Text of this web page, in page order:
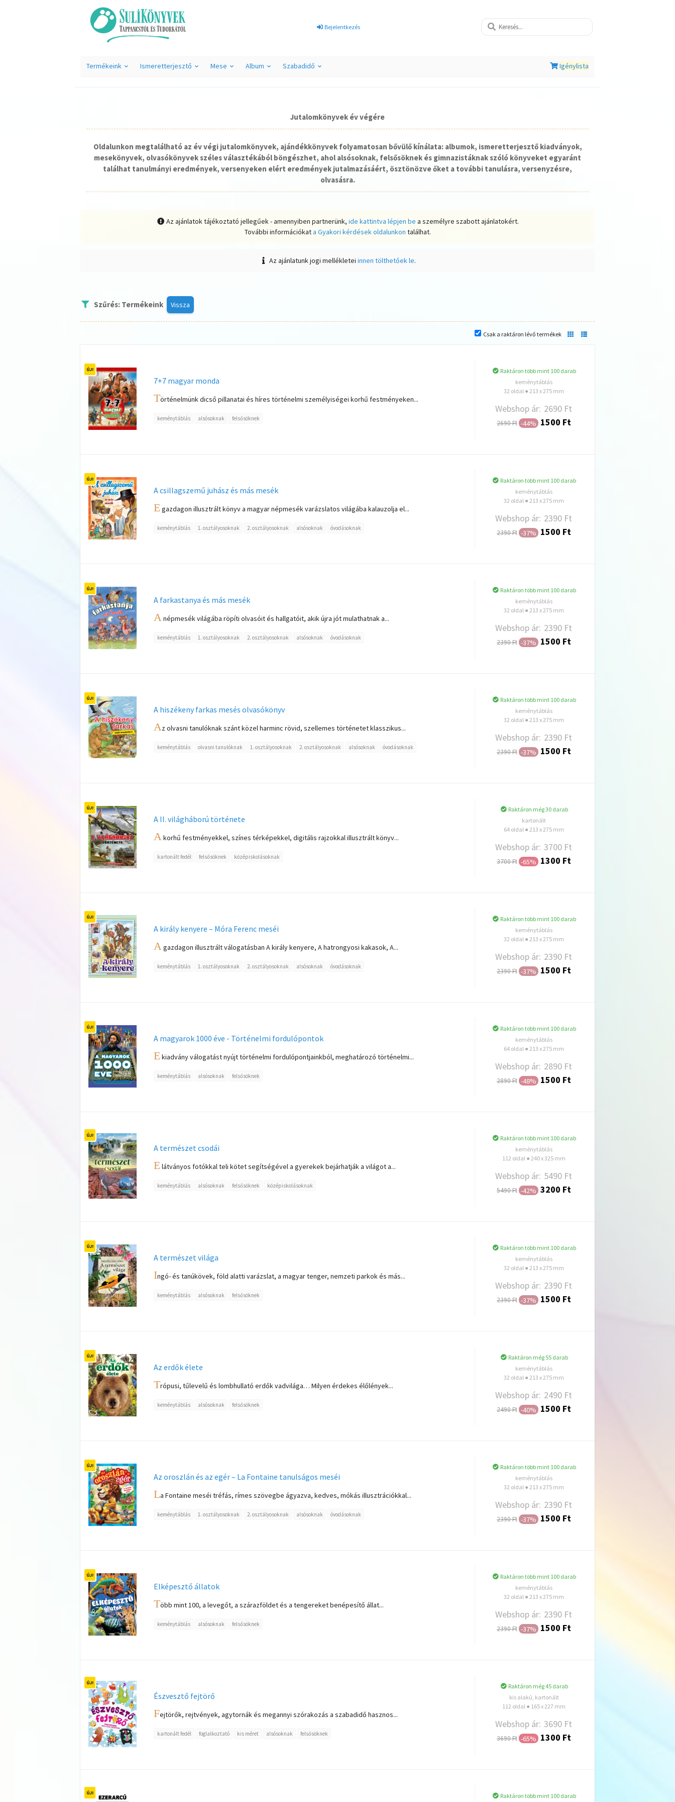
Bejelentkezés
Termékeink Ismeretterjesztő Mese Album Szabadidő Igénylista
Jutalomkönyvek év végére
Oldalunkon megtalálható az év végi jutalomkönyvek, ajándékkönyvek folyamatosan bővülő kínálata: albumok, ismeretterjesztő kiadványok,
mesekönyvek, olvasókönyvek széles választékából böngészhet, ahol alsósoknak, felsősöknek és gimnazistáknak szóló könyveket egyaránt
találhat tanulmányi eredmények, versenyeken elért eredmények jutalmazásáért, ösztönözve őket a további tanulásra, versenyzésre,
olvasásra.
Az ajánlatok tájékoztató jellegűek - amennyiben partnerünk,ide kattintva lépjen be a személyre szabott ajánlatokért.
További információkata Gyakori kérdések oldalunkon találhat.
Az ajánlatunk jogi mellékleteiinnen tölthetőek le.
Szűrés: Termékeink Vissza
Csak a raktáron lévő termékek
7+7 magyar monda
Történelmünk dicső pillanatai és híres történelmi személyiségei korhű festményeken...
keménytáblás alsósoknak felsősöknek
Raktáron több mint 100 darab
keménytáblás
32 oldal ● 213 x 275 mm
Webshop ár: 2690 Ft
2690 Ft -44% 1500 Ft
A csillagszemű juhász és más mesék
Egazdagon illusztrált könyv a magyar népmesék varázslatos világába kalauzolja el...
keménytáblás 1. osztályosoknak 2. osztályosoknak alsósoknak óvodásoknak
Raktáron több mint 100 darab
keménytáblás
32 oldal ● 213 x 275 mm
Webshop ár: 2390 Ft
2390 Ft -37% 1500 Ft
A farkastanya és más mesék
Anépmesék világába röpíti olvasóit és hallgatóit, akik újra jót mulathatnak a...
keménytáblás 1. osztályosoknak 2. osztályosoknak alsósoknak óvodásoknak
Raktáron több mint 100 darab
keménytáblás
32 oldal ● 213 x 275 mm
Webshop ár: 2390 Ft
2390 Ft -37% 1500 Ft
A hiszékeny farkas mesés olvasókönyv
Az olvasni tanulóknak szánt közel harminc rövid, szellemes történetet klasszikus...
keménytáblás olvasni tanulóknak 1. osztályosoknak 2. osztályosoknak alsósoknak óvodásoknak
Raktáron több mint 100 darab
keménytáblás
32 oldal ● 213 x 275 mm
Webshop ár: 2390 Ft
2390 Ft -37% 1500 Ft
A II. világháború története
Akorhű festményekkel, színes térképekkel, digitális rajzokkal illusztrált könyv...
kartonált fedél felsősöknek középiskolásoknak
Raktáron még 30 darab
kartonált
64 oldal ● 213 x 275 mm
Webshop ár: 3700 Ft
3700 Ft -65% 1300 Ft
A király kenyere – Móra Ferenc meséi
Agazdagon illusztrált válogatásban A király kenyere, A hatrongyosi kakasok, A...
keménytáblás 1. osztályosoknak 2. osztályosoknak alsósoknak óvodásoknak
Raktáron több mint 100 darab
keménytáblás
32 oldal ● 213 x 275 mm
Webshop ár: 2390 Ft
2390 Ft -37% 1500 Ft
A magyarok 1000 éve - Történelmi fordulópontok
Ekiadvány válogatást nyújt történelmi fordulópontjainkból, meghatározó történelmi...
keménytáblás alsósoknak felsősöknek
Raktáron több mint 100 darab
keménytáblás
64 oldal ● 213 x 275 mm
Webshop ár: 2890 Ft
2890 Ft -48% 1500 Ft
A természet csodái
Elátványos fotókkal teli kötet segítségével a gyerekek bejárhatják a világot a...
keménytáblás alsósoknak felsősöknek középiskolásoknak
Raktáron több mint 100 darab
keménytáblás
112 oldal ● 240 x 325 mm
Webshop ár: 5490 Ft
5490 Ft -42% 3200 Ft
A természet világa
Ingó- és tanúkövek, föld alatti varázslat, a magyar tenger, nemzeti parkok és más...
keménytáblás alsósoknak felsősöknek
Raktáron több mint 100 darab
keménytáblás
32 oldal ● 213 x 275 mm
Webshop ár: 2390 Ft
2390 Ft -37% 1500 Ft
Az erdők élete
Trópusi, tűlevelű és lombhullató erdők vadvilága… Milyen érdekes élőlények...
keménytáblás alsósoknak felsősöknek
Raktáron még 55 darab
keménytáblás
32 oldal ● 213 x 275 mm
Webshop ár: 2490 Ft
2490 Ft -40% 1500 Ft
Az oroszlán és az egér – La Fontaine tanulságos meséi
La Fontaine meséi tréfás, rímes szövegbe ágyazva, kedves, mókás illusztrációkkal...
keménytáblás 1. osztályosoknak 2. osztályosoknak alsósoknak óvodásoknak
Raktáron több mint 100 darab
keménytáblás
32 oldal ● 213 x 275 mm
Webshop ár: 2390 Ft
2390 Ft -37% 1500 Ft
Elképesztő állatok
Több mint 100, a levegőt, a szárazföldet és a tengereket benépesítő állat...
keménytáblás alsósoknak felsősöknek
Raktáron több mint 100 darab
keménytáblás
32 oldal ● 213 x 275 mm
Webshop ár: 2390 Ft
2390 Ft -37% 1500 Ft
Észvesztő fejtörő
Fejtörők, rejtvények, agytornák és megannyi szórakozás a szabadidő hasznos...
kartonált fedél foglalkoztató kis méret alsósoknak felsősöknek
Raktáron még 45 darab
kis alakú, kartonált
112 oldal ● 165 x 227 mm
Webshop ár: 3690 Ft
3690 Ft -65% 1300 Ft
Raktáron több mint 100 darab